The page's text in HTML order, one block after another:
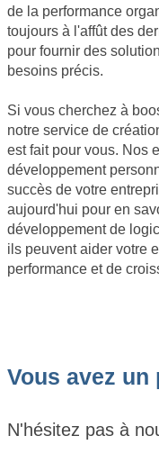
de la performance
toujours à l'affût des
pour fournir des
besoins précis.
Si vous cherchez à
notre service de
est fait pour vous. Nos
développement
succès de votre
aujourd'hui pour en
développement de
ils peuvent aider votre
performance et de
Vous avez un
N'hésitez pas à